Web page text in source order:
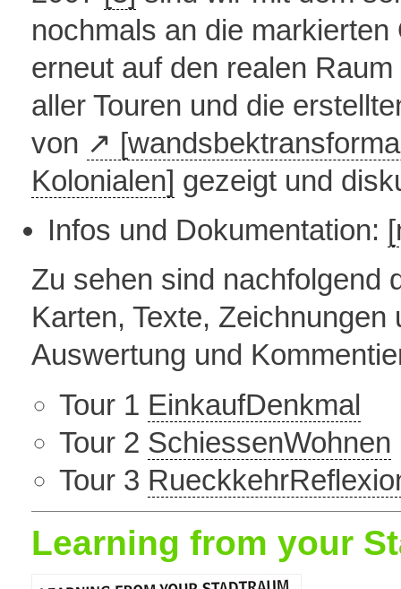
nochmals an die
erneut auf den realen
aller Touren und die
von
Kolonialen] gezeigt und
Infos und Dokumentation:
Zu sehen sind nachfolgend
Karten, Texte,
Auswertung und
Tour 1 EinkaufDenkmal
Tour 2 SchiessenWohnen
Tour 3
Learning from your